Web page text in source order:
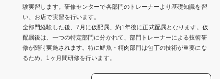
験実習します。研修センターで各部門のトレーナーより基礎知識を習
い、お店で実習を行います。
全部門経験した後、7月に仮配属、約1年後に正式配属となります。仮
配属後は、一つの特定部門に分かれて、部門トレーナーによる技術研
修が随時実施されます。特に鮮魚・精肉部門は包丁の技術が重要にな
るため、1ヶ月間研修を行います。